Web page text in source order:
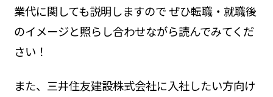
業代に関しても説明しますので ぜひ転職・就職後
のイメージと照らし合わせながら読んでみてくだ
さい！
また、三井住友建設株式会社に入社したい方向け